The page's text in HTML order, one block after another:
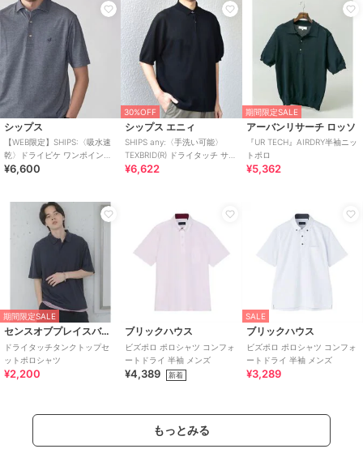
シップス
【WEB限定】SHIPS:〈吸水速
乾〉ドライピケ ワンポイント
ロゴ ワイドカラー ポロシャツ
¥6,600
30%OFF
シップス エニィ
SHIPS any:〈手洗い可能〉
TEXBRID(R) ドライタッチ サマ
ー ニット 半袖 ポロシャ
¥6,622
期間限定SALE
アーバンリサーチ ロッソ
『UR TECH』AIRDRY半袖ニッ
トポロ
¥5,362
期間限定SALE
センスオブプレイスバイアーバンリサーチ
ドライタッチタンクトップセ
ットポロシャツ
¥2,200
ブリックハウス
ビズポロ ポロシャツ コンフォ
ートドライ 半袖 メンズ
¥4,389 新着
SALE
ブリックハウス
ビズポロ ポロシャツ コンフォ
ートドライ 半袖 メンズ
¥3,289
もっとみる